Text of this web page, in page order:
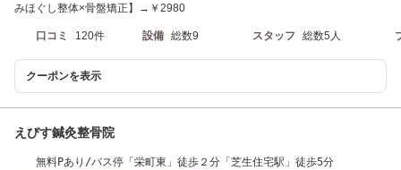
みほぐし整体×骨盤矯正】→￥2980
口コミ 120件 設備 総数9 スタッフ 総数5人
クーポンを表示
えびす鍼灸整骨院
無料Pあり/バス停「栄町東」徒歩２分「芝生住宅駅」徒歩5分